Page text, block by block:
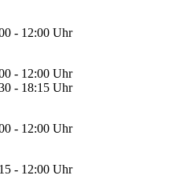
- 12:00 Uhr
- 12:00 Uhr
- 18:15 Uhr
- 12:00 Uhr
- 12:00 Uhr